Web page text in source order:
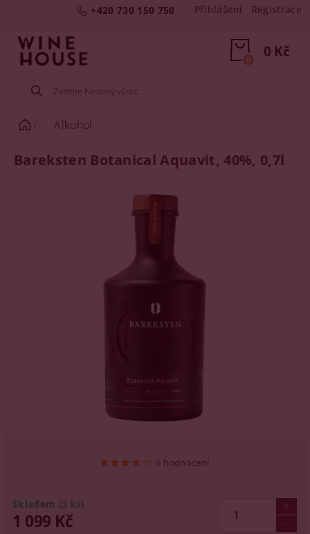
+420 730 150 750 Přihlášení Registrace
0 Kč
0
Alkohol
Bareksten Botanical Aquavit, 40%, 0,7l
6 hodnocení
Skladem (3 ks)
1 099 Kč